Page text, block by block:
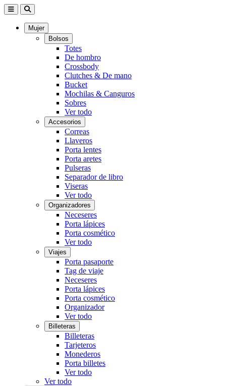
Mujer
Bolsos
Totes
De hombro
Crossbody
Clutches & De mano
Bucket
Mochilas & Canguros
Sobres
Ver todo
Accesorios
Correas
Llaveros
Porta lentes
Porta aretes
Pulseras
Separador de libro
Viseras
Ver todo
Organizadores
Neceseres
Porta lápices
Porta cosmético
Ver todo
Viajes
Porta pasaporte
Tag de viaje
Neceseres
Porta lápices
Porta cosmético
Organizador
Ver todo
Billeteras
Billeteras
Tarjeteros
Monederos
Porta billetes
Ver todo
Ver todo